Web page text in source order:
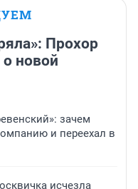
Прохор
новой
зачем
и переехал в
исчезла